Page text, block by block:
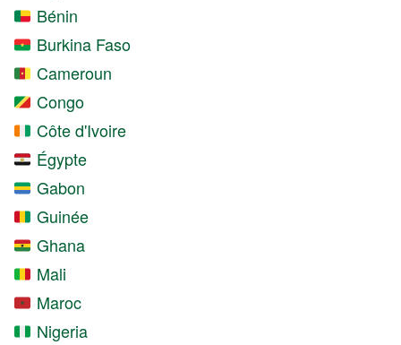
Bénin
Burkina Faso
Cameroun
Congo
Côte d'Ivoire
Égypte
Gabon
Guinée
Ghana
Mali
Maroc
Nigeria